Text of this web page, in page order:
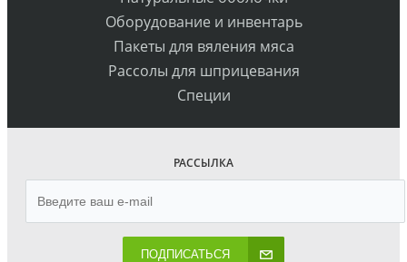
Оборудование и инвентарь
Пакеты для вяления мяса
Рассолы для шприцевания
Специи
РАССЫЛКА
ПОДПИСАТЬСЯ